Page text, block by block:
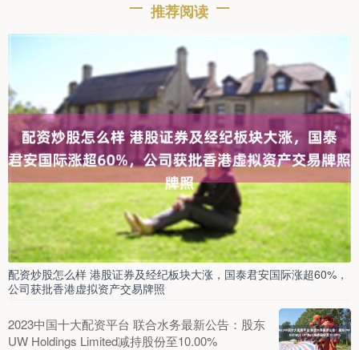
推荐阅读
配资炒股怎么样 港股证券及经纪板块大涨，国泰君安国际涨超60%，
公司获批香港虚拟资产交易牌照
2023中国十大配资平台 联合水务最新公告：股东
UW Holdings Limited减持股份至10.00%